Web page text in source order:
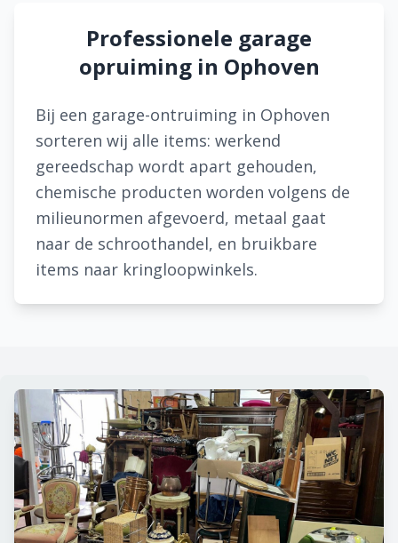
Professionele garage
opruiming in Ophoven
Bij een garage-ontruiming in Ophoven
sorteren wij alle items: werkend
gereedschap wordt apart gehouden,
chemische producten worden volgens de
milieunormen afgevoerd, metaal gaat
naar de schroothandel, en bruikbare
items naar kringloopwinkels.